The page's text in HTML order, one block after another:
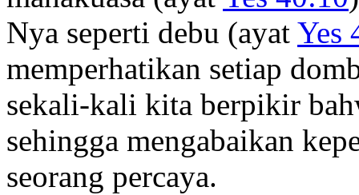
Nya seperti debu (ayat Yes
memperhatikan setiap
sekali-kali kita berpikir
sehingga mengabaikan
seorang percaya.